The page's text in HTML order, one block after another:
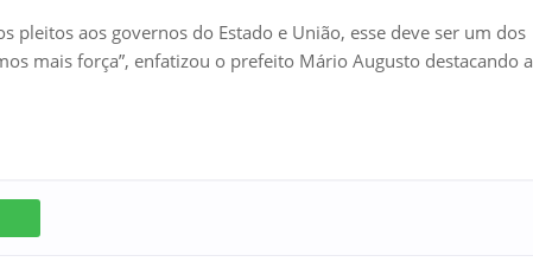
pleitos aos governos do Estado e União, esse deve ser um dos
mais força”, enfatizou o prefeito Mário Augusto destacando a